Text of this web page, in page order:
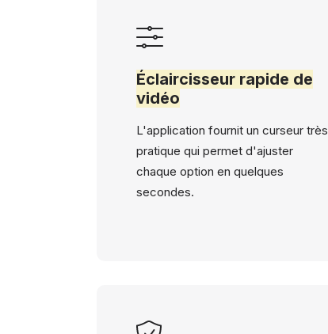
Éclaircisseur rapide de
vidéo
L'application fournit un curseur très
pratique qui permet d'ajuster
chaque option en quelques
secondes.